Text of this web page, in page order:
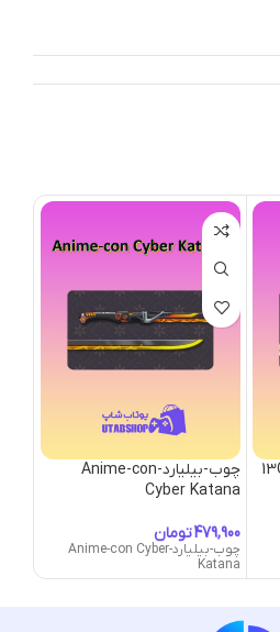
چوب-بیلیارد-Anime-con
Cyber Katana
تومان
چوب-بیلیارد-Anime-con Cyber
Katana